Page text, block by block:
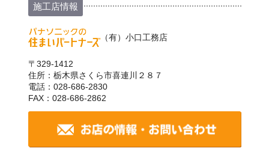
施工店情報
（有）小口工務店
〒329-1412
住所：栃木県さくら市喜連川２８７
電話：028-686-2830
FAX：028-686-2862